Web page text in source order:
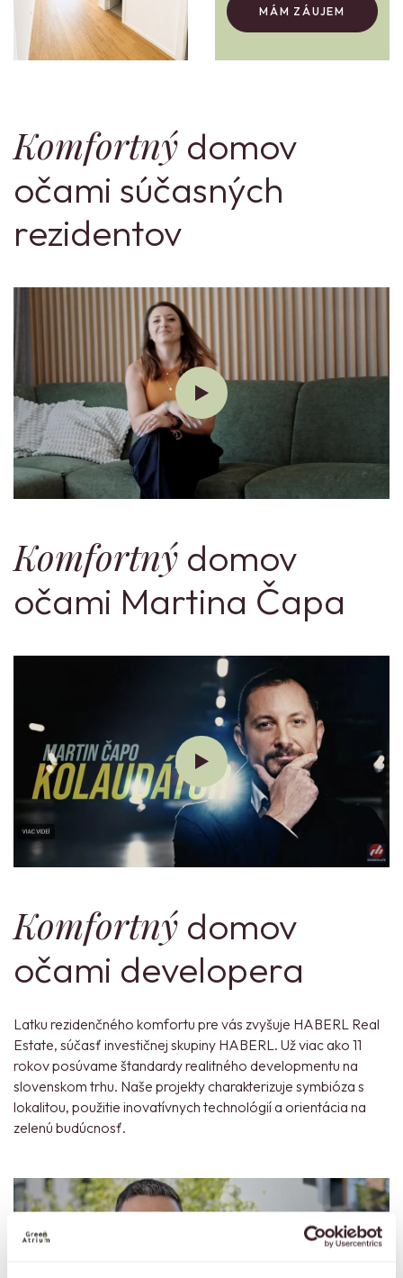
MÁM ZÁUJEM
Komfortný domov
očami súčasných
rezidentov
Komfortný domov
očami Martina Čapa
Komfortný domov
očami developera
Latku rezidenčného komfortu pre vás zvyšuje HABERL Real
Estate, súčasť investičnej skupiny HABERL. Už viac ako 11
rokov posúvame štandardy realitného developmentu na
slovenskom trhu. Naše projekty charakterizuje symbióza s
lokalitou, použitie inovatívnych technológií a orientácia na
zelenú budúcnosť.